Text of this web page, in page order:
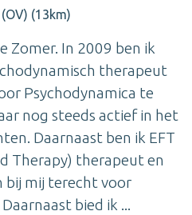
(13km)
Zomer. In 2009 ben ik
therapeut
Psychodynamica te
nog steeds actief in het
Daarnaast ben ik EFT
Therapy) therapeut en
bij mij terecht voor
bied ik ...